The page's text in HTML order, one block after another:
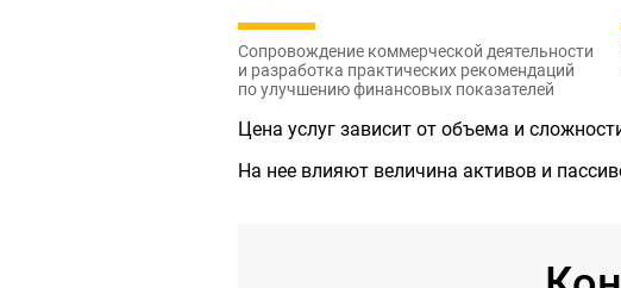
Сопровождение коммерческой деятельности
и разработка практических рекомендаций
по улучшению финансовых показателей
Цена услуг зависит от объема и
На нее влияют величина активов и